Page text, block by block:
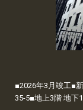
■2026年3月竣工■
35-5■地上3階 地下